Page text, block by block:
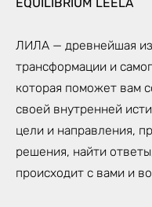
ЛИЛА — древнейшая
трансформации и
которая поможет вам
своей внутренней
цели и направления,
решения, найти
происходит с вами и